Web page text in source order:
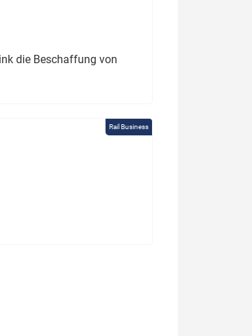
die Beschaffung von
Rail Business